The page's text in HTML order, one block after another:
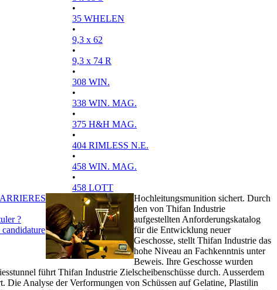
•
35 WHELEN
•
9,3 x 62
•
9,3 x 74 R
•
308 WIN.
•
338 WIN. MAG.
•
375 H&H MAG.
•
404 RIMLESS N.E.
•
458 WIN. MAG.
•
458 LOTT
?
Hochleitungsmunition sichert. Durch
den von Thifan Industrie
aufgestellten Anforderungskatalog
für die Entwicklung neuer
Geschosse, stellt Thifan Industrie das
hohe Niveau an Fachkenntnis unter
Beweis. Ihre Geschosse wurden
führt Thifan Industrie Zielscheibenschüsse durch. Ausserdem
Die Analyse der Verformungen von Schüssen auf Gelatine, Plastilin